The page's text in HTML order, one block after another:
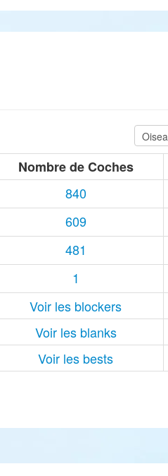
Nombre de Coches
840
609
481
1
Voir les blockers
Voir les blanks
Voir les bests